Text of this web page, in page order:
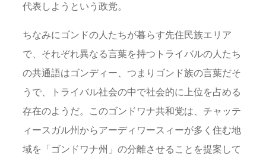
代表しようという政党。
ちなみにゴンドの人たちが暮らす先住民族エリア
で、それぞれ異なる言葉を持つトライバルの人たち
の共通語はゴンディー、つまりゴンド族の言葉だそ
うで、トライバル社会の中で社会的に上位を占める
存在のようだ。このゴンドワナ共和党は、チャッテ
ィースガル州からアーディワースィーが多く住む地
域を「ゴンドワナ州」の分離させることを提案して